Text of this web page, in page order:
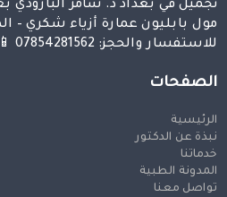
تجميل في بغداد د. سامر البارودي
للاستفسار والحجز: 07854281562 📱 .
الصفحات
الرئيسية
نبذة عن الدكتور
خدماتنا
المدونة الطبية
تواصل معنا